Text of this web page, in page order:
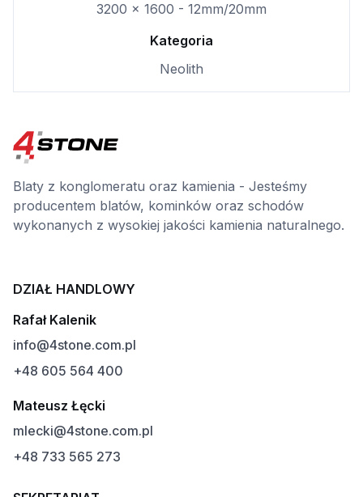
3200 x 1600 - 12mm/20mm
Kategoria
Neolith
Blaty z konglomeratu oraz kamienia - Jesteśmy
producentem blatów, kominków oraz schodów
wykonanych z wysokiej jakości kamienia naturalnego.
DZIAŁ HANDLOWY
Rafał Kalenik
info@4stone.com.pl
+48 605 564 400
Mateusz Łęcki
mlecki@4stone.com.pl
+48 733 565 273